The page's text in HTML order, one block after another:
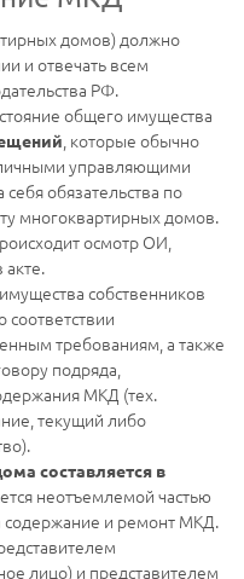
домов) должно
и отвечать всем
РФ.
общего имущества
, которые обычно
управляющими
обязательства по
многоквартирных домов.
осмотр ОИ,
собственников
требованиям, а также
подряда,
МКД (тех.
текущий либо
составляется в
неотъемлемой частью
содержание и ремонт МКД.
лицо) и представителем